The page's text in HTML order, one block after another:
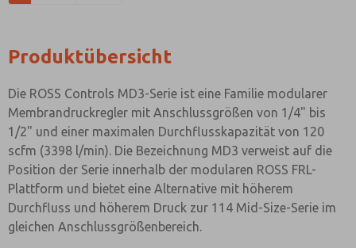
Produktübersicht
Die ROSS Controls MD3-Serie ist eine Familie modularer
Membrandruckregler mit Anschlussgrößen von 1/4" bis
1/2" und einer maximalen Durchflusskapazität von 120
scfm (3398 l/min). Die Bezeichnung MD3 verweist auf die
Position der Serie innerhalb der modularen ROSS FRL-
Plattform und bietet eine Alternative mit höherem
Durchfluss und höherem Druck zur 114 Mid-Size-Serie im
gleichen Anschlussgrößenbereich.